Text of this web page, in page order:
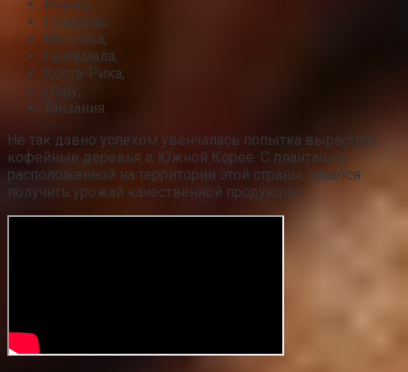
Индия;
Гондурас;
Мексика;
Гватемала;
Коста-Рика;
Перу;
Танзания.
Не так давно успехом увенчалась попытка вырастить
кофейные деревья в Южной Корее. С плантации,
расположенной на территории этой страны, удается
получить урожай качественной продукции.